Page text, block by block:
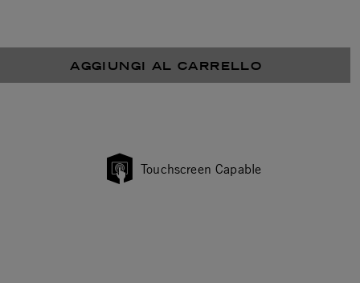
AGGIUNGI AL CARRELLO
Touchscreen Capable